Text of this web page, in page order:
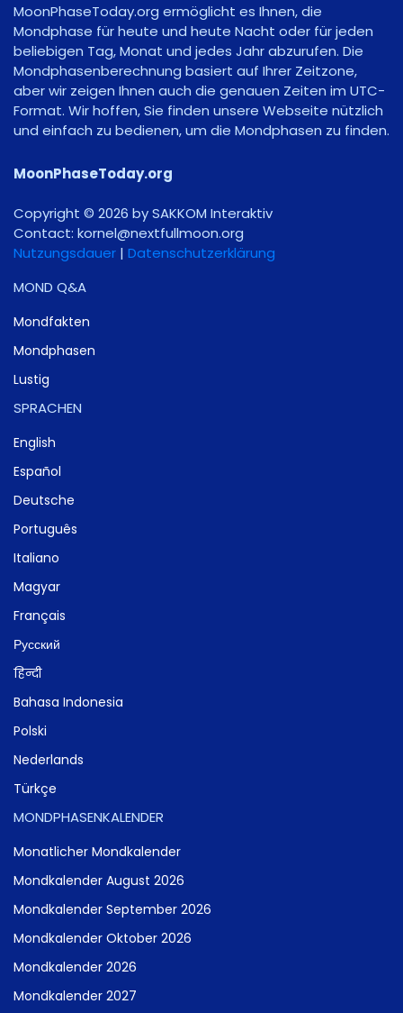
MoonPhaseToday.org ermöglicht es Ihnen, die
Mondphase für heute und heute Nacht oder für jeden
beliebigen Tag, Monat und jedes Jahr abzurufen. Die
Mondphasenberechnung basiert auf Ihrer Zeitzone,
aber wir zeigen Ihnen auch die genauen Zeiten im UTC-
Format. Wir hoffen, Sie finden unsere Webseite nützlich
und einfach zu bedienen, um die Mondphasen zu finden.
MoonPhaseToday.org
Copyright © 2026 by SAKKOM Interaktiv
Contact: gro.noomlluftxen@lenrok
Nutzungsdauer | Datenschutzerklärung
MOND Q&A
Mondfakten
Mondphasen
Lustig
SPRACHEN
English
Español
Deutsche
Português
Italiano
Magyar
Français
Русский
हिन्दी
Bahasa Indonesia
Polski
Nederlands
Türkçe
MONDPHASENKALENDER
Monatlicher Mondkalender
Mondkalender August 2026
Mondkalender September 2026
Mondkalender Oktober 2026
Mondkalender 2026
Mondkalender 2027